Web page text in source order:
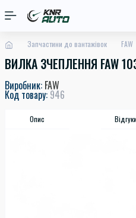
Запчастини до вантажівок FAW
ВИЛКА ЗЧЕПЛЕННЯ FAW
Виробник: FAW
Код товару: 946
Опис Відгуки